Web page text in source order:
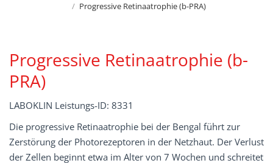
Progressive Retinaatrophie (b-PRA)
Progressive Retinaatrophie (b-
PRA)
LABOKLIN Leistungs-ID: 8331
Die progressive Retinaatrophie bei der Bengal führt zur
Zerstörung der Photorezeptoren in der Netzhaut. Der Verlust
der Zellen beginnt etwa im Alter von 7 Wochen und schreitet